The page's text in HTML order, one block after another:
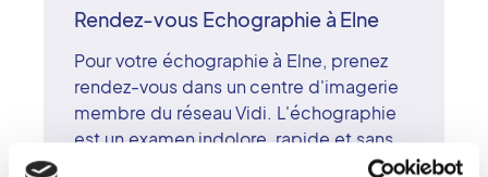
Rendez-vous Echographie à Elne
Pour votre échographie à Elne, prenez
rendez-vous dans un centre d'imagerie
membre du réseau Vidi. L'échographie
est un examen indolore, rapide et sans
rayonnement, reposant sur les ultrasons